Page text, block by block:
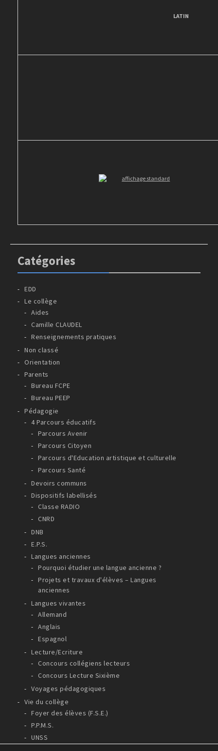
LATIN
Catégories
EDD
Le collège
Aides
Camille CLAUDEL
Renseignements pratiques
Non classé
Orientation
Parents
Bureau FCPE
Bureau PEEP
Pédagogie
4 Parcours éducatifs
Parcours Avenir
Parcours Citoyen
Parcours d'Education artistique et culturelle
Parcours Santé
Devoirs communs
Dispositifs labellisés
Classe RADIO
CNRD
DNB
E.P.S.
Langues anciennes
Pourquoi étudier une langue ancienne ?
Projets et travaux d'élèves – Langues
anciennes
Langues vivantes
Allemand
Anglais
Espagnol
Lecture/Ecriture
Concours collégiens lecteurs
Concours Lecture Sixième
Voyages pédagogiques
Vie du collège
Foyer des élèves (F.S.E.)
P.P.M.S.
UNSS